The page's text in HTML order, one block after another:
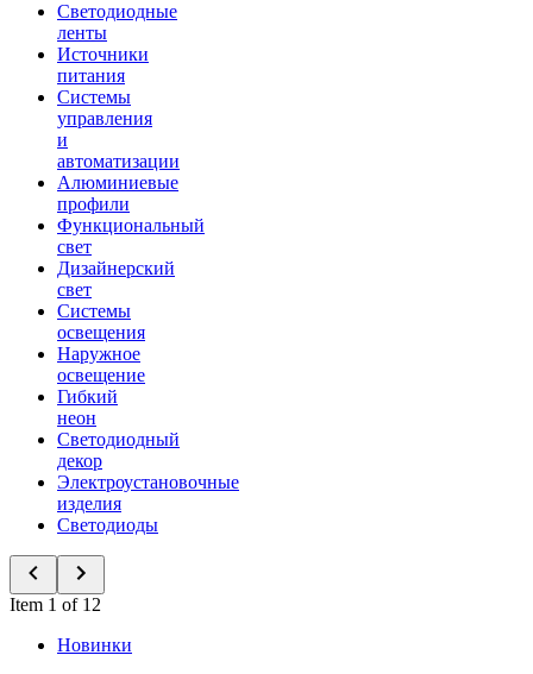
Светодиодные
ленты
Источники
питания
Системы
управления
и
автоматизации
Алюминиевые
профили
Функциональный
свет
Дизайнерский
свет
Системы
освещения
Наружное
освещение
Гибкий
неон
Светодиодный
декор
Электроустановочные
изделия
Светодиоды
Item 1 of 12
Новинки